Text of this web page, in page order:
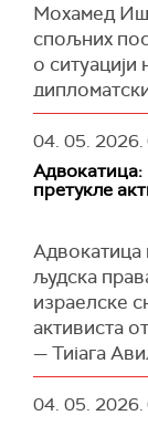
( Танјуг)
преноси
Амерички
безбедно
мореуза,
Централне
Саопштено
стотину
припадника
Трамп је
укључене у
(Reuters)
Мохамед
спољних
о
Дар је
решавању
и
(Al Jazeera)
04. 05. 2026.
Адвокатица:
претукле
Адвокатица
људска
израелске
активиста
— Тијага
Према
издвојени
04. 05. 2026.